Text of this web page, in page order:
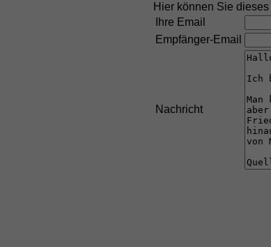
Hier können Sie
Ihre Email
Empfänger-Email
Nachricht